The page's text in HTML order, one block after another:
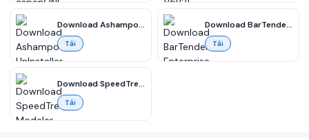
Download Ashampoo UnInstaller 14 Full – Gỡ cài đặt chương trình miễn phí
Tải
Download BarTender Enterprise 2022 R8 11 – Mã vạch, Thiết kế nhãn & In ấn Miễn phí
Tải
Download SpeedTree Modeler Cinema Edition 9 Full miễn phí
Tải